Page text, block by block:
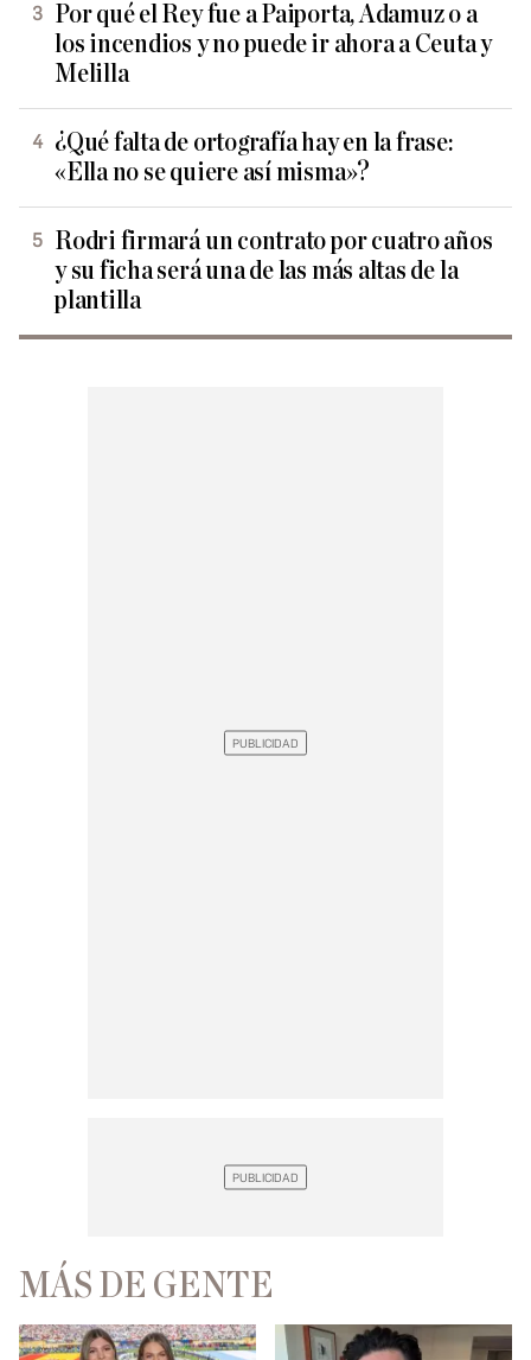
Por qué el Rey fue a Paiporta, Adamuz o a
los incendios y no puede ir ahora a Ceuta y
Melilla
¿Qué falta de ortografía hay en la frase:
«Ella no se quiere así misma»?
Rodri firmará un contrato por cuatro años
y su ficha será una de las más altas de la
plantilla
MÁS DE GENTE